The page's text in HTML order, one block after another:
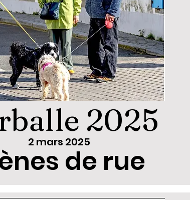
2025
2 mars 2025
de rue